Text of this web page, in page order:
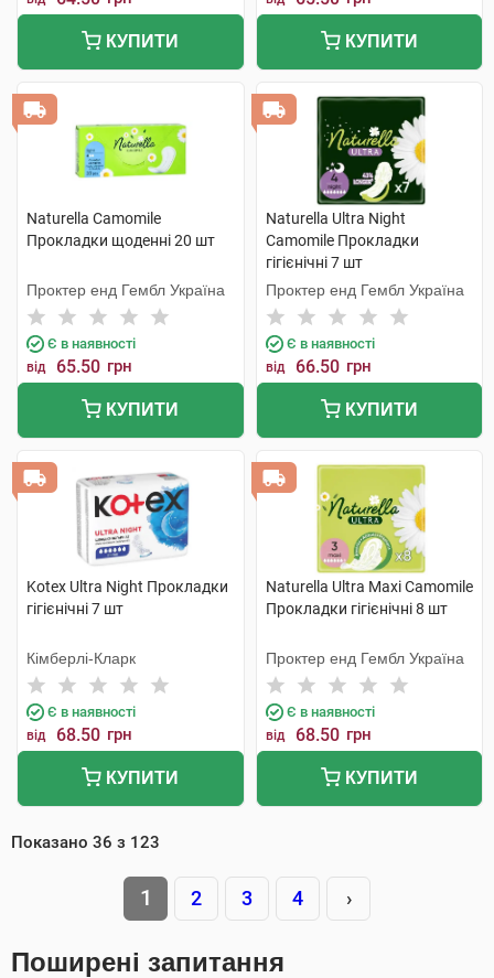
КУПИТИ КУПИТИ
Naturella Camomile
Прокладки щоденні 20 шт
Проктер енд Гембл Україна
Є в наявності
від 65.50 грн
КУПИТИ
Naturella Ultra Night
Camomile Прокладки
гігієнічні 7 шт
Проктер енд Гембл Україна
Є в наявності
від 66.50 грн
КУПИТИ
Kotex Ultra Night Прокладки
гігієнічні 7 шт
Кімберлі-Кларк
Є в наявності
від 68.50 грн
КУПИТИ
Naturella Ultra Maxi Camomile
Прокладки гігієнічні 8 шт
Проктер енд Гембл Україна
Є в наявності
від 68.50 грн
КУПИТИ
Показано 36 з 123
1 2 3 4 ›
Поширені запитання